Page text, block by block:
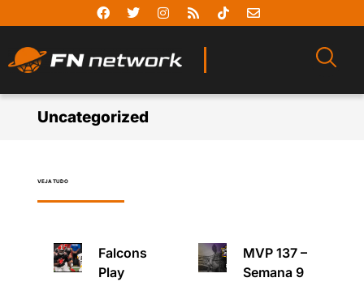
Uncategorized
VEJA TUDO
Falcons
Play
MVP 137 –
Semana 9